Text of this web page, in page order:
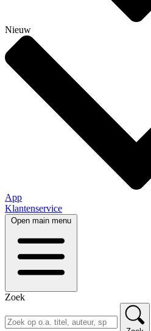
Nieuw
App
Klantenservice
Open main menu
Zoek